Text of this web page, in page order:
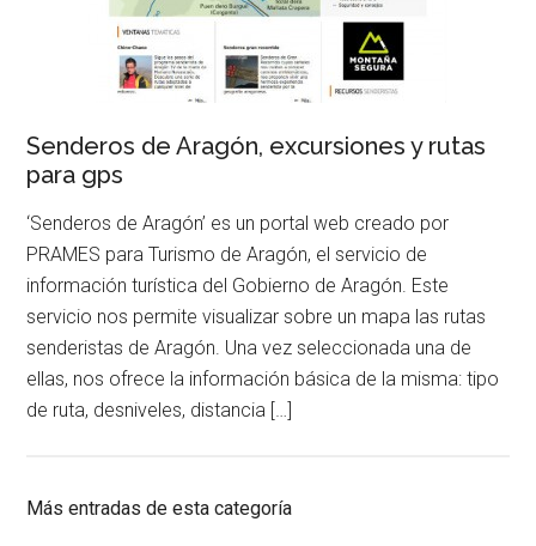
Senderos de Aragón, excursiones y rutas
para gps
‘Senderos de Aragón’ es un portal web creado por
PRAMES para Turismo de Aragón, el servicio de
información turística del Gobierno de Aragón. Este
servicio nos permite visualizar sobre un mapa las rutas
senderistas de Aragón. Una vez seleccionada una de
ellas, nos ofrece la información básica de la misma: tipo
de ruta, desniveles, distancia […]
Más entradas de esta categoría